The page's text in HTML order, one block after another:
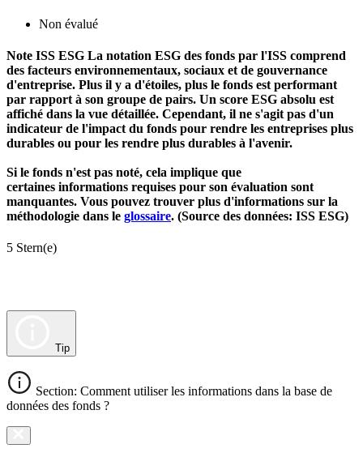
Non évalué
Note ISS ESG La notation ESG des fonds par l'ISS comprend
des facteurs environnementaux, sociaux et de gouvernance
d'entreprise. Plus il y a d'étoiles, plus le fonds est performant
par rapport à son groupe de pairs. Un score ESG absolu est
affiché dans la vue détaillée. Cependant, il ne s'agit pas d'un
indicateur de l'impact du fonds pour rendre les entreprises plus
durables ou pour les rendre plus durables à l'avenir.
Si le fonds n'est pas noté, cela implique que
certaines informations requises pour son évaluation sont
manquantes. Vous pouvez trouver plus d'informations sur la
méthodologie dans le glossaire. (Source des données: ISS ESG)
5 Stern(e)
Tip
Section: Comment utiliser les informations dans la base de
données des fonds ?